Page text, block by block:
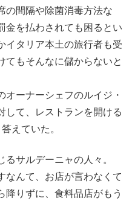
の間隔や除菌消毒方法な
金を払わされても困るとい
イタリア本土の旅行者も受
てもそんなに儲からないと
オーナーシェフのルイジ・
して、レストランを開ける
えていた。
サルデーニャの人々。
なんて、お店が言わなくて
降りずに、食料品店がもう